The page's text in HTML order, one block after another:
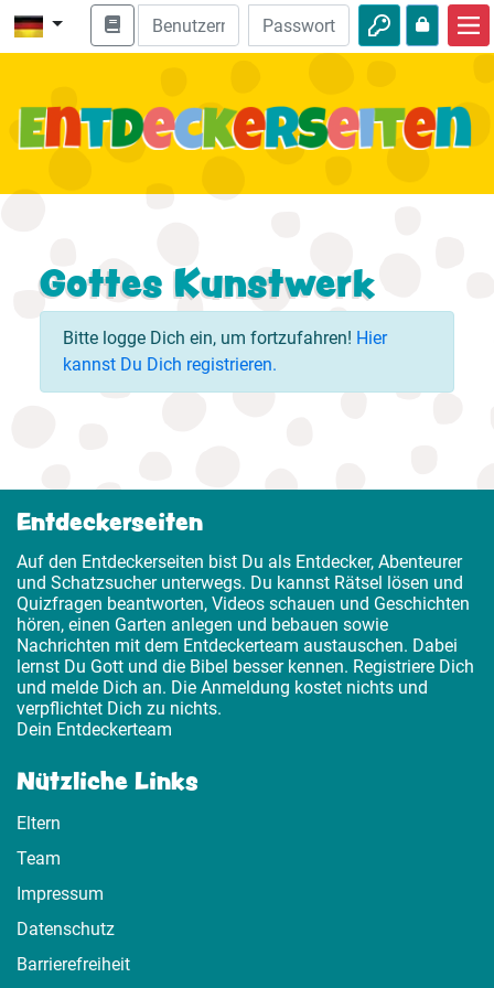
Bibel entdecken
Abenteuer
Freizeit
Gottes Kunstwerk
Bitte logge Dich ein, um fortzufahren! Hier
kannst Du Dich registrieren.
Entdeckerseiten
Auf den Entdeckerseiten bist Du als Entdecker, Abenteurer
und Schatzsucher unterwegs. Du kannst Rätsel lösen und
Quizfragen beantworten, Videos schauen und Geschichten
hören, einen Garten anlegen und bebauen sowie
Nachrichten mit dem Entdeckerteam austauschen. Dabei
lernst Du Gott und die Bibel besser kennen. Registriere Dich
und melde Dich an. Die Anmeldung kostet nichts und
verpflichtet Dich zu nichts.
Dein Entdeckerteam
Nützliche Links
Eltern
Team
Impressum
Datenschutz
Barrierefreiheit